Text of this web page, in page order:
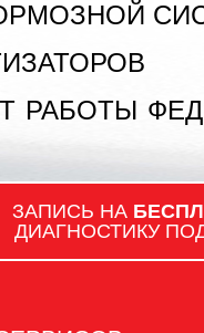
РАБОТЫ
ЗАПИСЬ НА
ДИАГНОСТИКУ